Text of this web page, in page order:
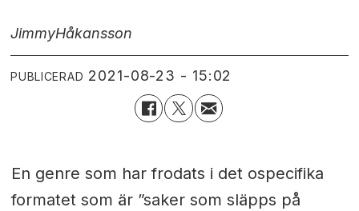
JimmyHåkansson
PUBLICERAD 2021-08-23 - 15:02
En genre som har frodats i det ospecifika
formatet som är ”saker som släpps på